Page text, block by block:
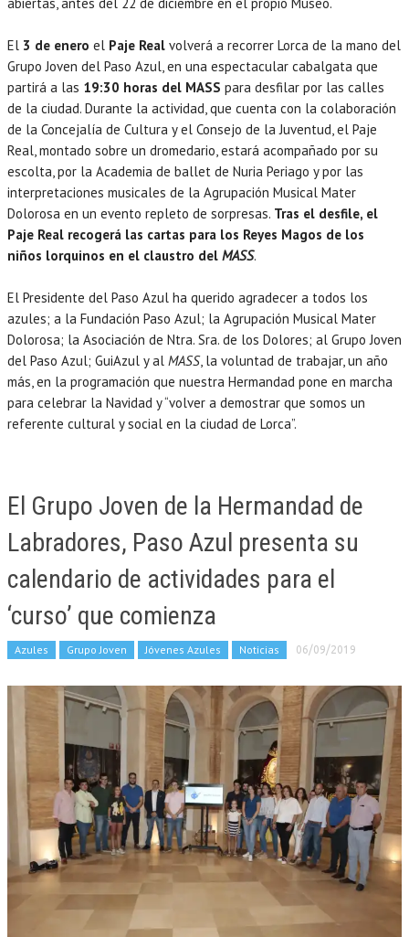
El 3 de enero el Paje Real volverá a recorrer Lorca de la mano del
Grupo Joven del Paso Azul, en una espectacular cabalgata que
partirá a las 19:30 horas del MASS para desfilar por las calles
de la ciudad. Durante la actividad, que cuenta con la colaboración
de la Concejalía de Cultura y el Consejo de la Juventud, el Paje
Real, montado sobre un dromedario, estará acompañado por su
escolta, por la Academia de ballet de Nuria Periago y por las
interpretaciones musicales de la Agrupación Musical Mater
Dolorosa en un evento repleto de sorpresas. Tras el desfile, el
Paje Real recogerá las cartas para los Reyes Magos de los
niños lorquinos en el claustro del MASS.
El Presidente del Paso Azul ha querido agradecer a todos los
azules; a la Fundación Paso Azul; la Agrupación Musical Mater
Dolorosa; la Asociación de Ntra. Sra. de los Dolores; al Grupo Joven
del Paso Azul; GuiAzul y al MASS, la voluntad de trabajar, un año
más, en la programación que nuestra Hermandad pone en marcha
para celebrar la Navidad y “volver a demostrar que somos un
referente cultural y social en la ciudad de Lorca”.
El Grupo Joven de la Hermandad de
Labradores, Paso Azul presenta su
calendario de actividades para el
‘curso’ que comienza
Azules Grupo Joven Jóvenes Azules Noticias 06/09/2019